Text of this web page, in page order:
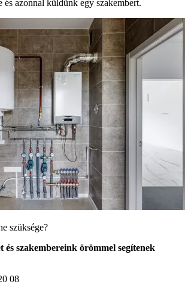
és azonnal küldünk egy szakembert.
szüksége?
szakembereink örömmel segítenek
08